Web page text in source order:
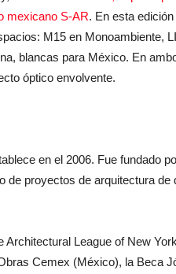
mexicano S-AR. En esta edición
M15 en Monoambiente,
blancas para México. En
óptico envolvente.
en el 2006. Fue fundado
de proyectos de arquitectura
League of New
Cemex (México), la Beca